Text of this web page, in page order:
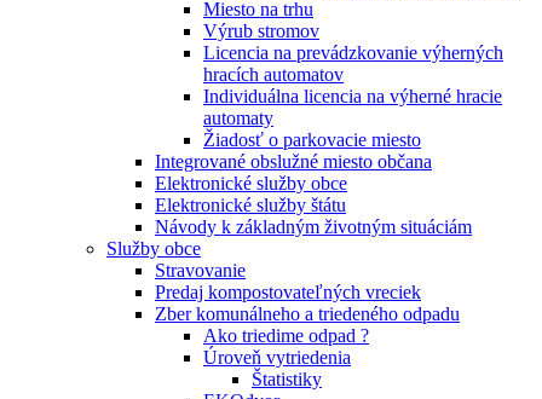
Miesto na trhu
Výrub stromov
Licencia na prevádzkovanie výherných
hracích automatov
Individuálna licencia na výherné hracie
automaty
Žiadosť o parkovacie miesto
Integrované obslužné miesto občana
Elektronické služby obce
Elektronické služby štátu
Návody k základným životným situáciám
Služby obce
Stravovanie
Predaj kompostovateľných vreciek
Zber komunálneho a triedeného odpadu
Ako triedime odpad ?
Úroveň vytriedenia
Štatistiky